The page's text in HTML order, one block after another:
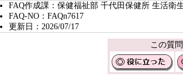
FAQ作成課：保健福祉部 千代田保健所 生活衛
FAQ-NO：FAQn7617
更新日：2026/07/17
この質